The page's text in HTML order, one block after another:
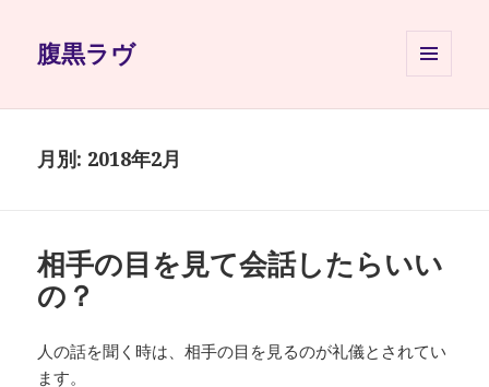
腹黒ラヴ
ーとウ
月別: 2018年2月
相手の目を見て会話したらいい
の？
人の話を聞く時は、相手の目を見るのが礼儀とされてい
ます。